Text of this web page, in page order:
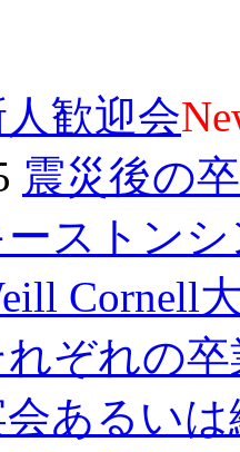
歓迎会
震災後の
ーストン
Cornell
れぞれの
あるいは